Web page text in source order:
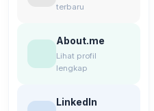
terbaru
About.me
Lihat profil
lengkap
LinkedIn